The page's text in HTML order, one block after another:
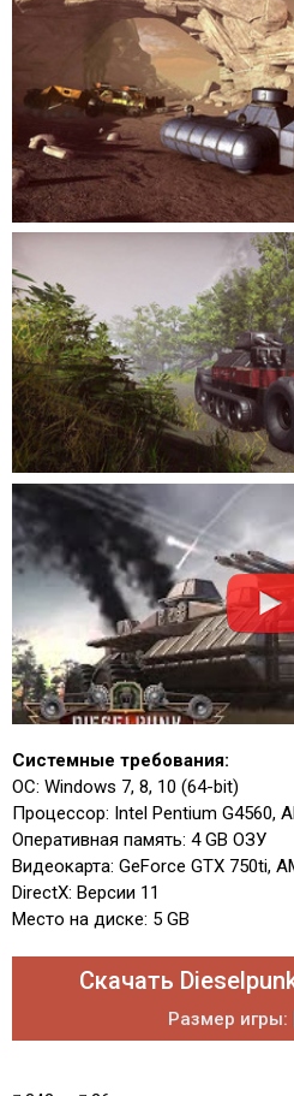
Системные требования:
ОС: Windows 7, 8, 10 (64-bit)
Процессор: Intel Pentium G4560,
Оперативная память: 4 GB ОЗУ
Видеокарта: GeForce GTX 750ti,
DirectX: Версии 11
Место на диске: 5 GB
Скачать
Размер игры: